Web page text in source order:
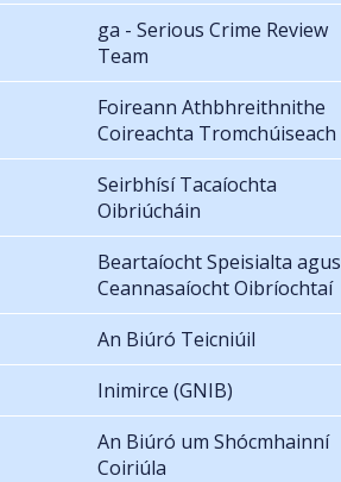
ga - Serious Crime Review
Team
Foireann Athbhreithnithe
Coireachta Tromchúiseach
Seirbhísí Tacaíochta
Oibriúcháin
Beartaíocht Speisialta agus
Ceannasaíocht Oibríochtaí
An Biúró Teicniúil
Inimirce (GNIB)
An Biúró um Shócmhainní
Coiriúla